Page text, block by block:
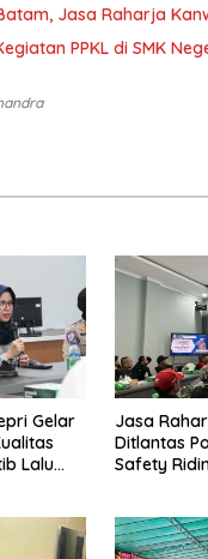
Jasa Raharja
PPKL di SMK
Gelar
Lalu
Jasa
Ditlantas
Safety